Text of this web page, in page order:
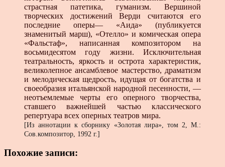
страстная патетика, гуманизм. Вершиной
творческих достижений Верди считаются его
последние оперы— «Аида» (публикуется
знаменитый марш), «Отелло» и комическая опера
«Фальстаф», написанная композитором на
восьмидесятом году жизни. Исключительная
театральность, яркость и острота характеристик,
великолепное ансамблевое мастерство, драматизм
и мелодическая щедрость, идущая от богатства и
своеобразия итальянской народной песенности, —
неотъемлемые черты его оперного творчества,
ставшего важнейшей частью классического
репертуара всех оперных театров мира.
[Из аннотации к сборнику «Золотая лира», том 2, М.:
Сов.композитор, 1992 г.]
Похожие записи: